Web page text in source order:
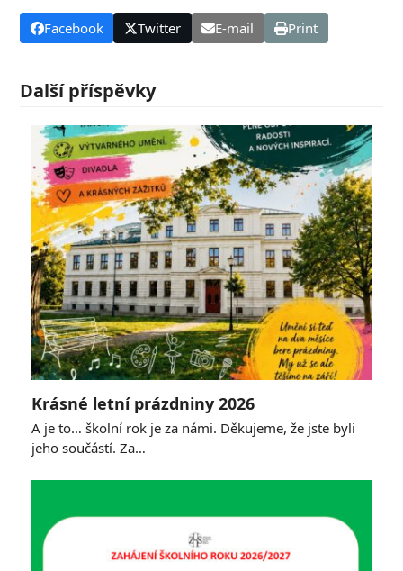
Facebook Twitter E-mail Print
Další příspěvky
Krásné letní prázdniny 2026
A je to… školní rok je za námi. Děkujeme, že jste byli
jeho součástí. Za…